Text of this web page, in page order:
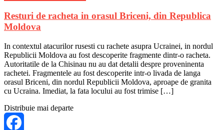
Resturi de racheta in orasul Briceni, din Republica
Moldova
In contextul atacurilor rusesti cu rachete asupra Ucrainei, in nordul
Republicii Moldova au fost descoperite fragmente dintr-o racheta.
Autoritatile de la Chisinau nu au dat detalii despre proveninenta
rachetei. Fragmentele au fost descoperite intr-o livada de langa
orasul Briceni, din nordul Republicii Moldova, aproape de granita
cu Ucraina. Imediat, la fata locului au fost trimise […]
Distribuie mai departe